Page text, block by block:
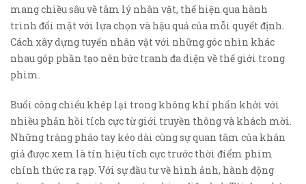
mang chiều sâu về tâm lý nhân vật, thể hiện qua hành
trình đối mặt với lựa chọn và hậu quả của mỗi quyết định.
Cách xây dựng tuyến nhân vật với những góc nhìn khác
nhau góp phần tạo nên bức tranh đa diện về thế giới trong
phim.
Buổi công chiếu khép lại trong không khí phấn khởi với
nhiều phản hồi tích cực từ giới truyền thông và khách mời.
Những tràng pháo tay kéo dài cùng sự quan tâm của khán
giả được xem là tín hiệu tích cực trước thời điểm phim
chính thức ra rạp. Với sự đầu tư về hình ảnh, hành động